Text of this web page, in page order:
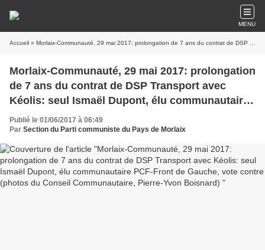
MENU
Accueil » Morlaix-Communauté, 29 mai 2017: prolongation de 7 ans du contrat de DSP Transport avec Kéolis: seul Ismaël Dupont, élu communautaire PCF-Front de Gauche, vote contre (photos du Conseil Communautaire, Pierre-Yvon Boisnard)
Morlaix-Communauté, 29 mai 2017: prolongation
de 7 ans du contrat de DSP Transport avec
Kéolis: seul Ismaël Dupont, élu communautaire
PCF-Front de Gauche, vote contre (photos du
Conseil Communautaire, Pierre-Yvon Boisnard)
Publié le 01/06/2017 à 06:49
Par Section du Parti communiste du Pays de Morlaix